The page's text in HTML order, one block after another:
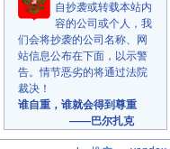
自抄袭或转载本站内
容的公司或个人，我
们会将抄袭的公司名称、网
站信息公布在下面，以示警
告。情节恶劣的将通过法院
裁决！
谁自重，谁就会得到尊重
——巴尔扎克